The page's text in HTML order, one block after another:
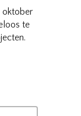
oktober
te